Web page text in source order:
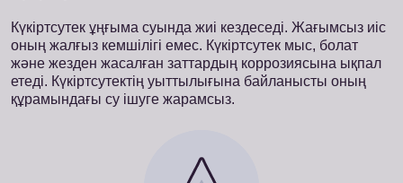
Күкіртсутек ұңғыма суында жиі кездеседі. Жағымсыз иіс
оның жалғыз кемшілігі емес. Күкіртсутек мыс, болат
және жезден жасалған заттардың коррозиясына ықпал
етеді. Күкіртсутектің уыттылығына байланысты оның
құрамындағы су ішуге жарамсыз.